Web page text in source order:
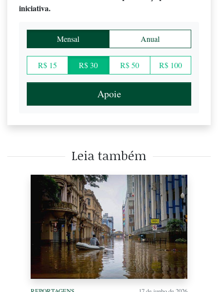
iniciativa.
Mensal Anual
R$ 15 R$ 30 R$ 50 R$ 100
Apoie
Leia também